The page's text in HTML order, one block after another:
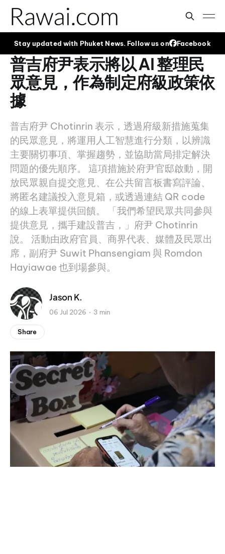
Stay updated with Phuket News. Follow us on Facebook
普吉府尹表示將以 AI 整理民
眾意見，作為制定府級政策依
據
普吉府尹 Chotinrin 表示，透過府級新措施蒐集
的民眾意見，將運用人工智慧進行分類，以辨識
主要關切事項、掌握趨勢，並協助當局排定解決
問題的優先順序。 這項措施於府尹官邸啟動，開
放民眾親自提交意見、在公共留言板書寫評論、
將匿名建議投入意見箱，或透過連結 QR code
的線上表單提供回饋。 「我們希望民眾共同參與
提供意見，攜手建設普吉，」府尹 Chotinrin
說。 活動由政府官員、商界代表、媒體及民眾出
席，副府尹 Suwit Phansengiam 與 Romdon
Hayiawae 也到場參與。
Jason K.
06 Jul 2026 3 min
Share